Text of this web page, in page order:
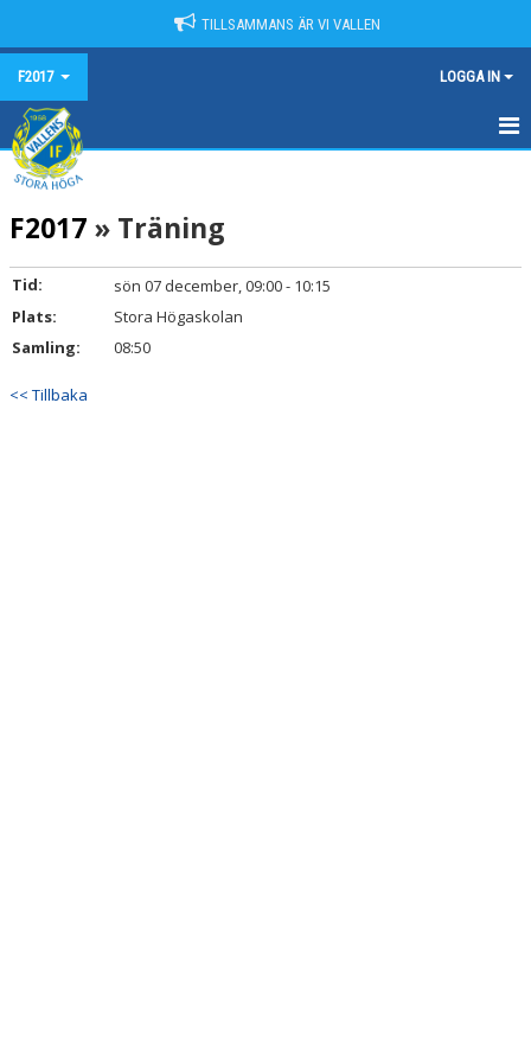
TILLSAMMANS ÄR VI VALLEN
F2017 LOGGA IN
HEM
NYHETER
KALENDER
MATCHER
F2017 » Träning
Tid:
sön 07 december, 09:00 - 10:15
Plats:
Stora Högaskolan
Samling:
08:50
<< Tillbaka